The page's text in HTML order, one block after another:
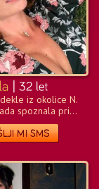
iz okolice N.
spoznala pri...